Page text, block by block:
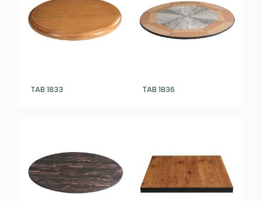
TAB 1833 TAB 1836